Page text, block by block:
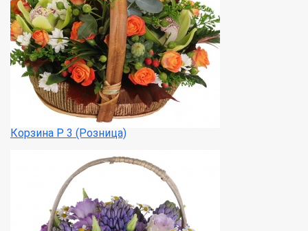
Корзина Р 3 (Розница)